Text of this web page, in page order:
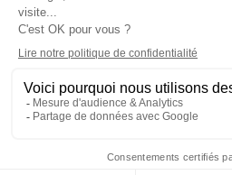
POLITIQUE DE CONFIDENTIALITÉ
CONTACTEZ-NOUS !
CONTACT